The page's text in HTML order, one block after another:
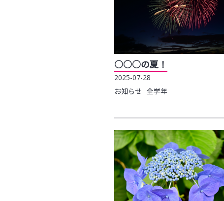
○○○の夏！
2025-07-28
お知らせ 全学年